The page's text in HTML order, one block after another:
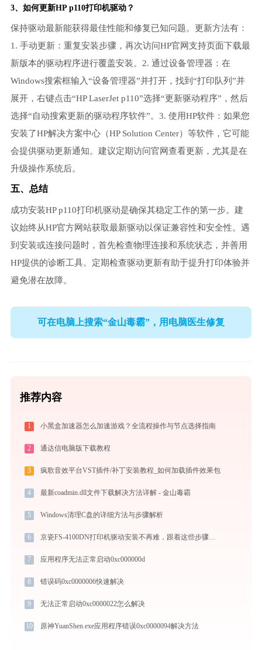
3、如何更新HP p110打印机驱动？
保持驱动最新能获得最佳性能和修复已知问题。更新方法有：
1. 手动更新：重复安装步骤，再次访问HP官网支持页面下载最
新版本的驱动程序进行覆盖安装。2. 通过设备管理器：在
Windows搜索框输入“设备管理器”并打开，找到“打印队列”并
展开，右键点击“HP LaserJet p110”选择“更新驱动程序”，然后
选择“自动搜索更新的驱动程序软件”。3. 使用HP软件：如果您
安装了HP解决方案中心（HP Solution Center）等软件，它可能
会提供驱动更新通知。建议定期访问官网查看更新，尤其是在
升级操作系统后。
五、总结
成功安装HP p110打印机驱动是确保其稳定工作的第一步。建
议始终从HP官方网站获取最新驱动以保证兼容性和安全性。遇
到安装或连接问题时，首先检查物理连接和系统状态，并善用
HP提供的诊断工具。定期检查驱动更新有助于提升打印体验并
避免潜在故障。
可在电脑上搜索“金山毒霸”，用电脑医生修复
推荐内容
1 小黑盒加速器怎么加速游戏？全流程操作与节点选择指南
2 通达信电脑版下载教程
3 疯歌音效平台VST插件/补丁安装教程_如何加载插件效果包
4 最新coadmin.dll文件下载解决方法详解 - 金山毒霸
5 Windows清理C盘的详细方法与步骤解析
6 京瓷FS-4100DN打印机驱动安装不再难，跟着这些步骤一学就会
7 应用程序无法正常启动0xc000000d
8 错误码0xc0000006快速解决
9 无法正常启动0xc0000022怎么解决
10 原神YuanShen.exe应用程序错误0xc0000094解决方法